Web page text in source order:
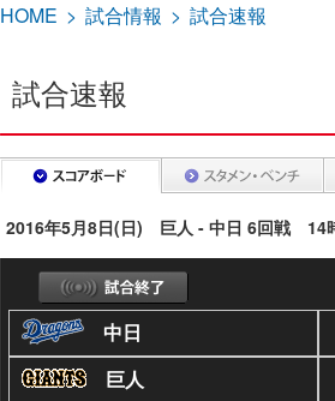
HOME > 試合情報 > 試合速報
試合速報
2016年5月8日(日) 巨人 - 中日 6回戦 14
中日
巨人